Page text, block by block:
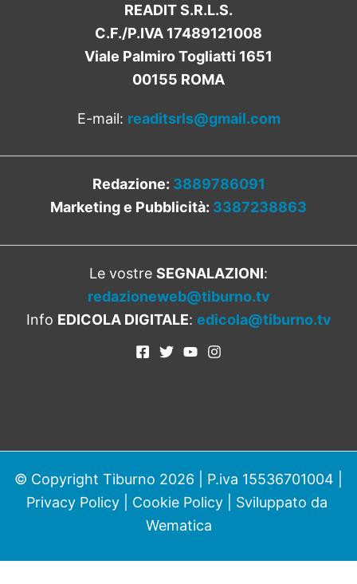
READIT S.R.L.S.
C.F./P.IVA 17489121008
Viale Palmiro Togliatti 1651
00155 ROMA
E-mail: readitsrls@gmail.com
Redazione: 3889786091
Marketing e Pubblicità: 3387238863
Le vostre SEGNALAZIONI:
redazioneweb@tiburno.tv
Info EDICOLA DIGITALE: edicola@tiburno.tv
© Copyright Tiburno 2026 | P.iva 15536701004 |
Privacy Policy| Cookie Policy| Sviluppato da
Wematica